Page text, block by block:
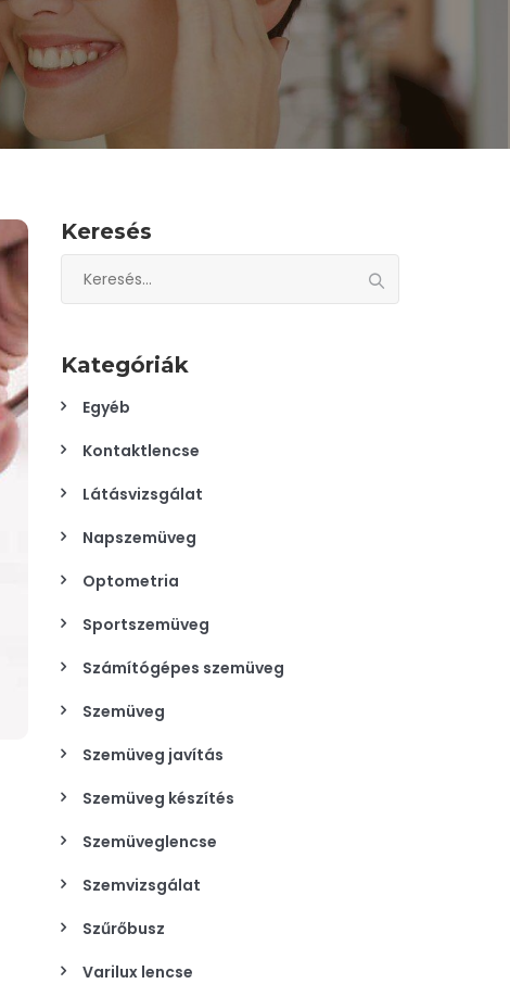
Keresés
Kategóriák
Egyéb
Kontaktlencse
Látásvizsgálat
Napszemüveg
Optometria
Sportszemüveg
Számítógépes szemüveg
Szemüveg
Szemüveg javítás
Szemüveg készítés
Szemüveglencse
Szemvizsgálat
Szűrőbusz
Varilux lencse